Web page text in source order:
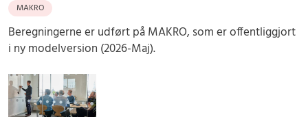
MAKRO
Beregningerne er udført på MAKRO, som er offentliggjort
i ny modelversion (2026-Maj).